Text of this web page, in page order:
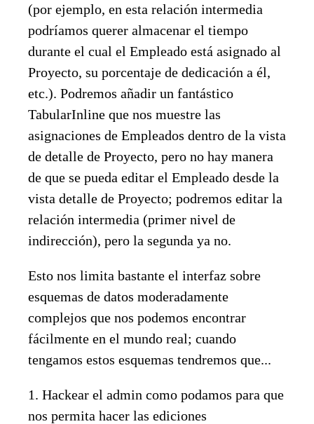
(por ejemplo, en esta relación intermedia
podríamos querer almacenar el tiempo
durante el cual el Empleado está asignado al
Proyecto, su porcentaje de dedicación a él,
etc.). Podremos añadir un fantástico
TabularInline que nos muestre las
asignaciones de Empleados dentro de la vista
de detalle de Proyecto, pero no hay manera
de que se pueda editar el Empleado desde la
vista detalle de Proyecto; podremos editar la
relación intermedia (primer nivel de
indirección), pero la segunda ya no.
Esto nos limita bastante el interfaz sobre
esquemas de datos moderadamente
complejos que nos podemos encontrar
fácilmente en el mundo real; cuando
tengamos estos esquemas tendremos que...
1. Hackear el admin como podamos para que
nos permita hacer las ediciones